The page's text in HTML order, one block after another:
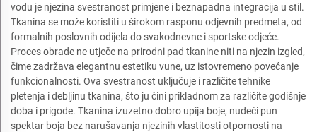
vodu je njezina svestranost primjene i beznapadna integracija u stil.
Tkanina se može koristiti u širokom rasponu odjevnih predmeta, od
formalnih poslovnih odijela do svakodnevne i sportske odjeće.
Proces obrade ne utječe na prirodni pad tkanine niti na njezin izgled,
čime zadržava elegantnu estetiku vune, uz istovremeno povećanje
funkcionalnosti. Ova svestranost uključuje i različite tehnike
pletenja i debljinu tkanina, što ju čini prikladnom za različite godišnje
doba i prigode. Tkanina izuzetno dobro upija boje, nudeći pun
spektar boja bez narušavanja njezinih vlastitosti otpornosti na